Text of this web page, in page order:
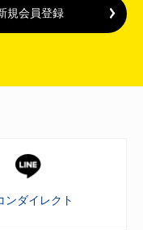
規会員登録
ンダイレクト